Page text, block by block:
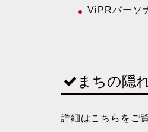
ViPRパーソ
まちの隠
詳細はこちらをご